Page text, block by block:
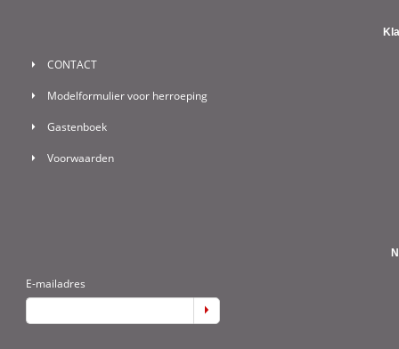
CONTACT
Modelformulier voor herroeping
Gastenboek
Voorwaarden
E-mailadres